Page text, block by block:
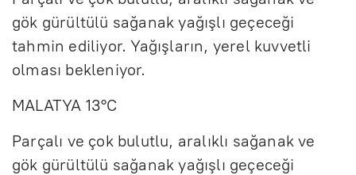
gök gürültülü sağanak yağışlı geçeceği
tahmin ediliyor. Yağışların, yerel kuvvetli
olması bekleniyor.
MALATYA 13°C
Parçalı ve çok bulutlu, aralıklı sağanak ve
gök gürültülü sağanak yağışlı geçeceği